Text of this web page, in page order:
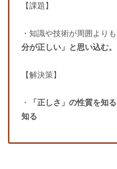
【課題】
・知識や技術が周囲より
分が正しい」と思い込む。
【解決策】
・
「正しさ」の性質を知
知る